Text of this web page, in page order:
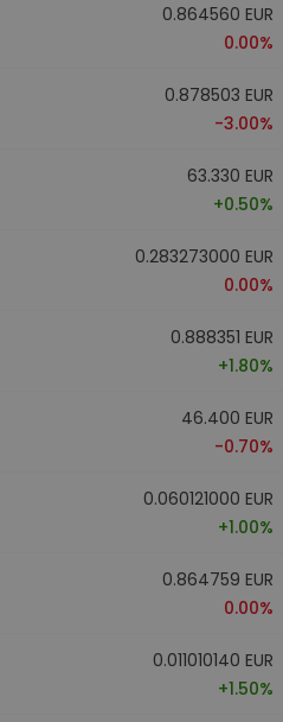
0.864560 EUR
0.00%
0.878503 EUR
-3.00%
63.330 EUR
+0.50%
0.283273000 EUR
0.00%
0.888351 EUR
+1.80%
46.400 EUR
-0.70%
0.060121000 EUR
+1.00%
0.864759 EUR
0.00%
0.011010140 EUR
+1.50%